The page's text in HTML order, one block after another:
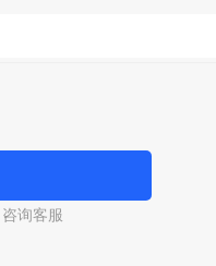
咨询客服